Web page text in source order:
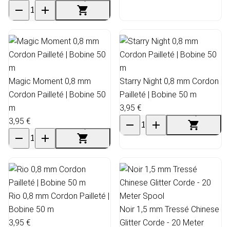
Magic Moment 0,8 mm
Cordon Pailleté | Bobine 50
m
3,95 €
Starry Night 0,8 mm Cordon
Pailleté | Bobine 50 m
3,95 €
Rio 0,8 mm Cordon Pailleté |
Bobine 50 m
3,95 €
Noir 1,5 mm Tressé Chinese
Glitter Corde - 20 Meter